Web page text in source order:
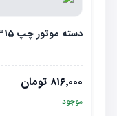
دسته موتور چپ MVM 315
۸۱۶٬۰۰۰ تومان
موجود